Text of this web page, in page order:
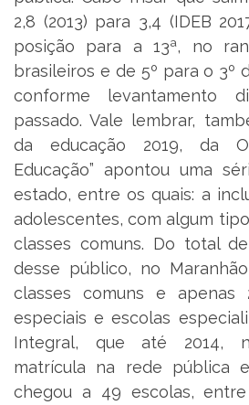
2,8 (2013) para 3,4 (IDEB
posição para a 13ª, no
brasileiros e de 5º para o 3º
conforme levantamento
passado. Vale lembrar,
da educação 2019, da
Educação” apontou uma
estado, entre os quais: a
adolescentes, com algum
classes comuns. Do total
desse público, no
classes comuns e apenas
especiais e escolas
Integral, que até 2014,
matrícula na rede pública
chegou a 49 escolas,